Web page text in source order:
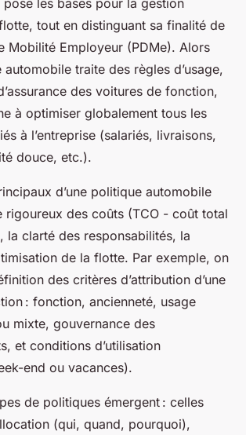
pose les bases pour la gestion
tout en distinguant sa finalité de
Mobilité Employeur (PDMe). Alors
traite des règles d’usage,
des voitures de fonction,
à optimiser globalement tous les
à l’entreprise (salariés, livraisons,
douce, etc.).
d’une politique automobile
rigoureux des coûts (TCO - coût total
la clarté des responsabilités, la
de la flotte. Par exemple, on
des critères d’attribution d’une
: fonction, ancienneté, usage
mixte, gouvernance des
et conditions d’utilisation
end ou vacances).
de politiques émergent : celles
(qui, quand, pourquoi),